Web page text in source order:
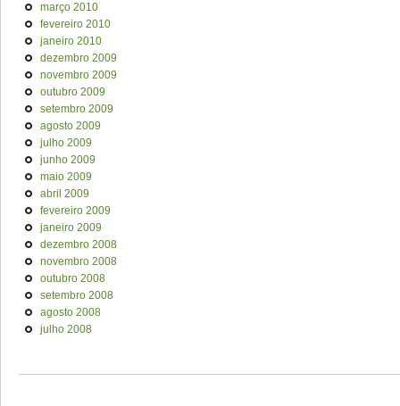
março 2010
fevereiro 2010
janeiro 2010
dezembro 2009
novembro 2009
outubro 2009
setembro 2009
agosto 2009
julho 2009
junho 2009
maio 2009
abril 2009
fevereiro 2009
janeiro 2009
dezembro 2008
novembro 2008
outubro 2008
setembro 2008
agosto 2008
julho 2008